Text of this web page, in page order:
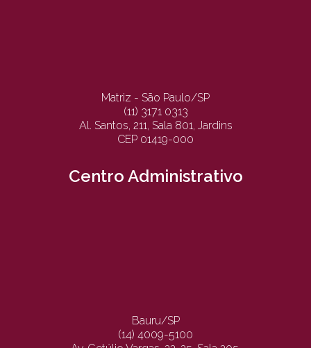
Matriz - São Paulo/SP
(11) 3171 0313
Al. Santos, 211, Sala 801, Jardins
CEP 01419-000
Centro Administrativo
Bauru/SP
(14) 4009-5100